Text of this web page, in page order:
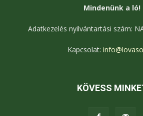
Mindenünk a ló!
Adatkezelés nyilvántartási szám:
Kapcsolat:
KÖVESS